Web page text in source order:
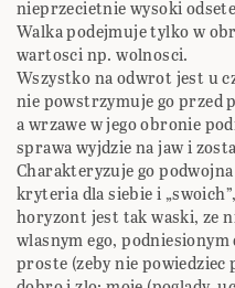
nieprzecietnie wysoki
Walka podejmuje tylko w
wartosci np. wolnosci.
Wszystko na odwrot jest u
nie powstrzymuje go przed
a wrzawe w jego obronie
sprawa wyjdzie na jaw i
Charakteryzuje go
kryteria dla siebie i
horyzont jest tak waski, ze
wlasnym ego,
proste (zeby nie